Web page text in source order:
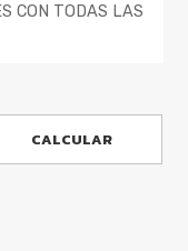
CON TODAS LAS
CALCULAR